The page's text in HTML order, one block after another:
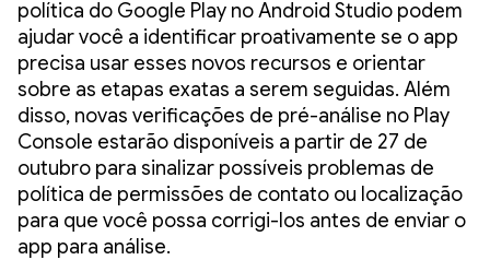
política do Google Play no Android Studio podem
ajudar você a identificar proativamente se o app
precisa usar esses novos recursos e orientar
sobre as etapas exatas a serem seguidas. Além
disso, novas verificações de pré-análise no Play
Console estarão disponíveis a partir de 27 de
outubro para sinalizar possíveis problemas de
política de permissões de contato ou localização
para que você possa corrigi-los antes de enviar o
app para análise.